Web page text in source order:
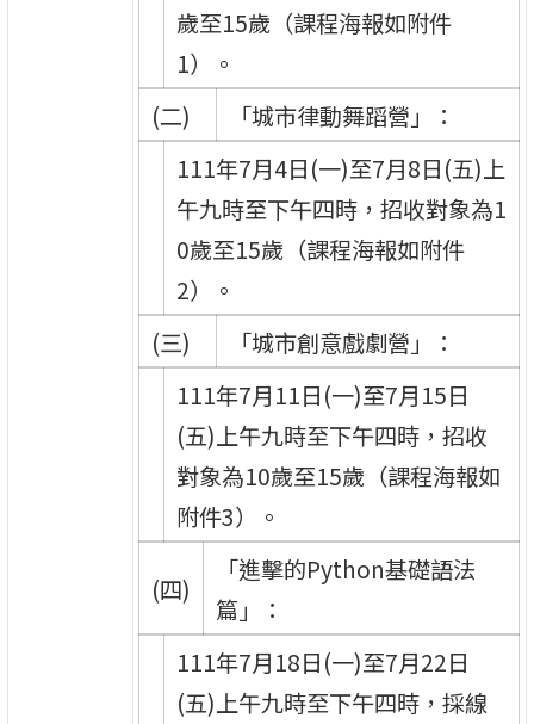
歲至15歲（課程海報如附件
1）。
(二)
「城市律動舞蹈營」：
111年7月4日(一)至7月8日(五)上
午九時至下午四時，招收對象為1
0歲至15歲（課程海報如附件
2）。
(三)
「城市創意戲劇營」：
111年7月11日(一)至7月15日
(五)上午九時至下午四時，招收
對象為10歲至15歲（課程海報如
附件3）。
(四)
「進擊的Python基礎語法
篇」：
111年7月18日(一)至7月22日
(五)上午九時至下午四時，採線